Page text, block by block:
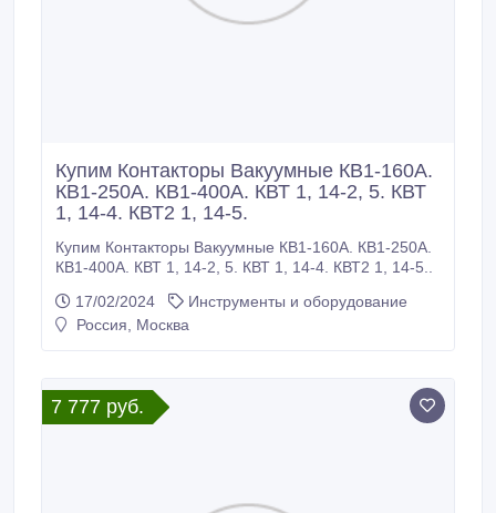
Купим Контакторы Вакуумные КВ1-160А.
КВ1-250А. КВ1-400А. КВТ 1, 14-2, 5. КВТ
1, 14-4. КВТ2 1, 14-5.
Купим Контакторы Вакуумные КВ1-160А. КВ1-250А.
КВ1-400А. КВТ 1, 14-2, 5. КВТ 1, 14-4. КВТ2 1, 14-5..
17/02/2024
Инструменты и оборудование
Россия, Москва
7 777 руб.